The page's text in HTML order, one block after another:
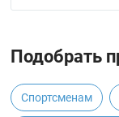
Подобрать
Спортсменам